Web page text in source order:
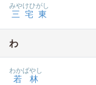
三宅東
みやけひがし
わ
若林
わかばやし